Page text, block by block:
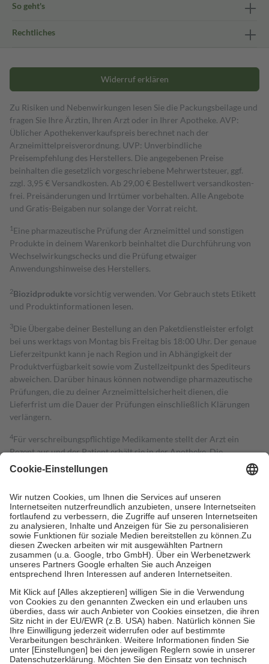
So geht's
Rechtliches
Widerruf erklären
Zu Risiken und Nebenwirkungen lesen Sie die Packungsbeilage und
fragen Sie Ihre Ärztin, Ihren Arzt oder in Ihrer Apotheke. AVP:
Üblicher Apothekenverkaufspreis berechnet nach der
Arzneimittelpreisverordnung. UVP: Unverbindliche
Preisempfehlung des Herstellers. Die angegebenen Preise
beinhalten die gesetzlich vorgeschriebene Mehrwertsteuer, ggf.
zzgl. 3,95 € Versandkosten. Ab 29,00 € Bestell­wert versand­kosten­
frei. Preisänderungen und Irrtümer vorbehalten. Alle Angebote
und Gratis-Beigaben nur solange der Vorrat reicht.
1 Eine pharmazeutische Prüfung der Arzneimittel und sonstigen
Produkte in deinem Warenkorb beinhaltet die Durchführung von
Wechselwirkungschecks und die Prüfung etwaiger
Anwendungshinweise des Herstellers.
2Biozidproduktevorsichtig verwenden. Vor Gebrauch stets Etikett
und Produktinformationen lesen.
3Die Übergabe deiner Bestellung an den Paketdienstleister erfolgt
bei uns werktags von Montag bis Freitag bis 18:00 Uhr. Der genaue
Lieferzeitpunkt kann je nach Region und in Abhängigkeit der
Produktverfügbarkeit sowie vom Zustellzeitpunkt des Spediteurs
abweichen. Darüber hinaus können notwendige pharmazeutische
Prüfungen, die zu deiner Arzneimittelsicherheit dienen, die
Lieferfrist um die Dauer der Prüfungen einschließlich Klärungen
verlängern.
4Für verschreibungspflichtige Medikamente stellt der Arzt ein
Rezept aus und der Patient erhält sie in der Apotheke. Die
gesetzliche Krankenversicherung übernimmt in der Regel die
Kosten dafür, der Versicherte trägt einen Teil davon als Zuzahlung
Grundsätzlich leisten Mitglieder Zuzahlungen in Höhe von zehn
Prozent des Abgabepreises,mindestens jedochfünf Euround
höchstens zehn Euro.Es sind jedoch nie mehr als die tatsächlichen
Kosten der Leistung zu entrichten.
Diese Regeln gelten grundsätzlich auch für Online-Apotheken.
Bei Heilmitteln und häuslicher Krankenpflege beträgt die
Zuzahlung zehn Prozent der Kosten sowie zehn Euro je
Verordnung.
Um das Engagement der Versicherten für ihre eigene Gesundheit zu
stärken und die besondere Stellung der Familie zu unterstützen,
fallenkeine Zuzahlungenan bei:
• Kindern und Jugendlichen bis zum vollendeten 18. Lebensjahr
mit Ausnahme der Fahrkosten